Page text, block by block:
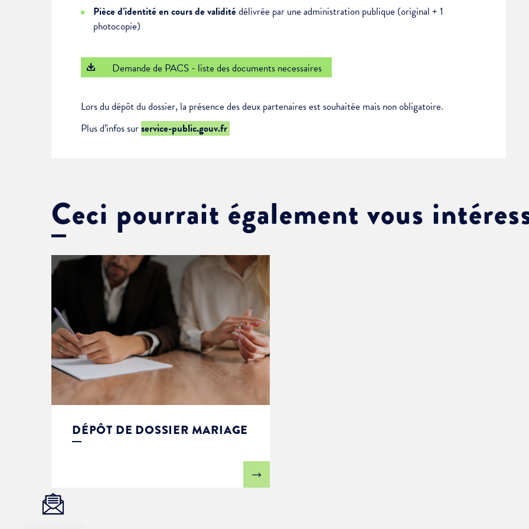
Pièce d’identité en cours de validitédélivrée par une administration publique (original + 1
photocopie)
Demande de PACS - liste des documents necessaires
Lors du dépôt du dossier, la présence des deux partenaires est souhaitée mais non obligatoire.
Plus d’infos surservice-public.gouv.fr
Ceci pourrait également vous
DÉPÔT DE DOSSIER MARIAGE